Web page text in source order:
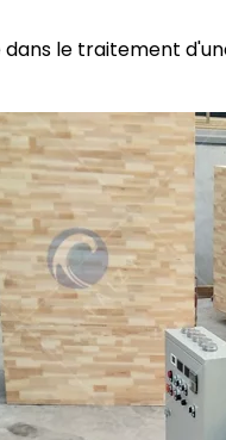
dans le traitement